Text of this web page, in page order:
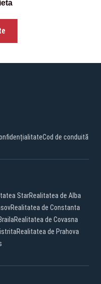
Cod de conduită
StarRealitatea de Alba
Realitatea de Constanta
Realitatea de Covasna
Realitatea de Prahova